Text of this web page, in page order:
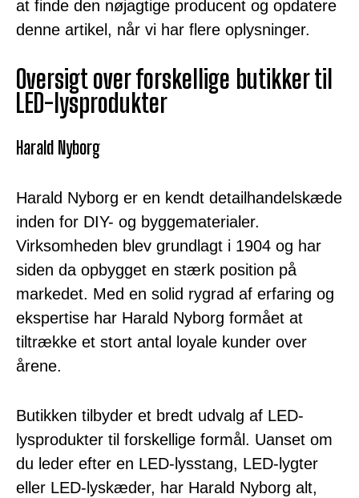
at finde den nøjagtige producent og opdatere
denne artikel, når vi har flere oplysninger.
Oversigt over forskellige butikker til
LED-lysprodukter
Harald Nyborg
Harald Nyborg er en kendt detailhandelskæde
inden for DIY- og byggematerialer.
Virksomheden blev grundlagt i 1904 og har
siden da opbygget en stærk position på
markedet. Med en solid rygrad af erfaring og
ekspertise har Harald Nyborg formået at
tiltrække et stort antal loyale kunder over
årene.
Butikken tilbyder et bredt udvalg af LED-
lysprodukter til forskellige formål. Uanset om
du leder efter en LED-lysstang, LED-lygter
eller LED-lyskæder, har Harald Nyborg alt,